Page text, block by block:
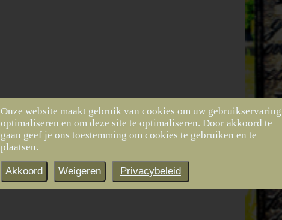
Onze website maakt gebruik van cookies om uw
optimaliseren en om deze site te optimaliseren. Door akkoord te
gaan geef je ons toestemming om cookies te gebruiken en te
plaatsen.
Akkoord Weigeren Privacybeleid